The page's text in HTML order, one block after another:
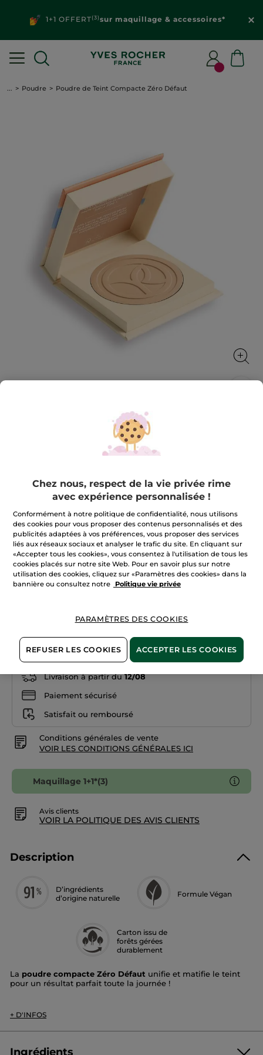
1+1 OFFERT(3)sur maquillage & accessoires*
... Poudre Poudre de Teint Compacte Zéro Défaut
Poudre de Teint Compacte Zéro
Défaut
8 g
3.9 ★★★★★
★★★★★
sur
5
étoiles.
les
avis
sur
Poudre
de
Teint
(236)AJOUTER UN AVIS
23,90 €
Beige 100
+10
Livraison à partir du12/08
Paiement sécurisé
Satisfait ou remboursé
Conditions générales de vente
VOIR LES CONDITIONS GÉNÉRALES ICI
Maquillage 1+1*(3)
Avis clients
VOIR LA POLITIQUE DES AVIS CLIENTS
Description
D’ingrédients
d’origine naturelle
Formule Végan
Carton issu de
forêts gérées
durablement
La poudre compacte Zéro Défaut unifie et matifie le teint
pour un résultat parfait toute la journée !
masque les imperfections, floute l’apparence des pores et
lisse le grain de peau pour un teint sans défaut et sans
brillance et une tenue 12H*.
Fini :unifiant et matifiant
+ D'INFOS
Ingrédients
Chez nous, respect de la vie privée rime
avec expérience personnalisée !
Conformément à notre politique de confidentialité, nous utilisons
des cookies pour vous proposer des contenus personnalisés et des
publicités adaptées à vos préférences, vous proposer des services
liés aux réseaux sociaux et analyser le trafic du site. En cliquant sur
«Accepter tous les cookies», vous consentez à l'utilisation de tous les
cookies placés sur notre site Web. Pour en savoir plus sur notre
utilisation des cookies, cliquez sur «Paramètres des cookies» dans la
bannière ou consultez notre
Politique vie privée
PARAMÈTRES DES COOKIES
REFUSER LES COOKIES ACCEPTER LES COOKIES